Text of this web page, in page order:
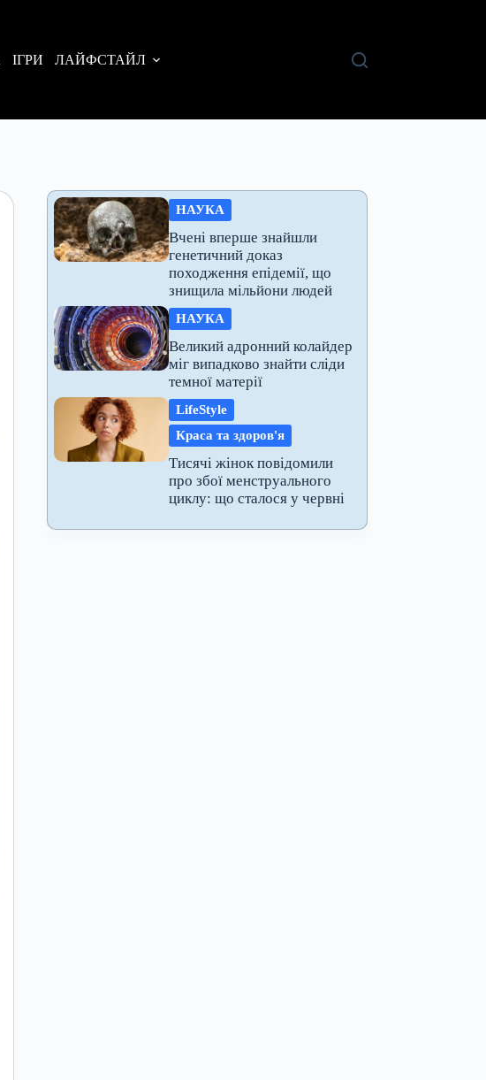
ІГРИ ЛАЙФСТАЙЛ
НАУКА
Вчені вперше знайшли
генетичний доказ
походження епідемії, що
знищила мільйони людей
НАУКА
Великий адронний колайдер
міг випадково знайти сліди
темної матерії
LifeStyle
Краса та здоров'я
Тисячі жінок повідомили
про збої менструального
циклу: що сталося у червні